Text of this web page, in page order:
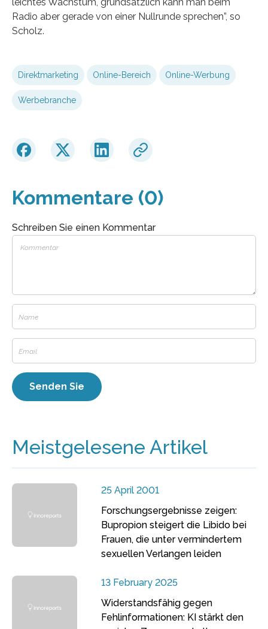
Radio aber gerade von einer Nullrunde sprechen”, so
Scholz.
Direktmarketing Online-Bereich Online-Werbung
Werbebranche
Kommentare (0)
Schreiben Sie einen Kommentar
Meistgelesene Artikel
25 April 2001
Forschungsergebnisse zeigen:
Bupropion steigert die Libido bei
Frauen, die unter vermindertem
sexuellen Verlangen leiden
13 February 2025
Widerstandsfähig gegen
Fehlinformationen: KI stärkt den